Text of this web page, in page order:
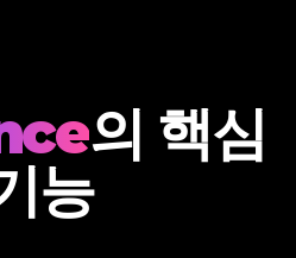
의 핵심
능